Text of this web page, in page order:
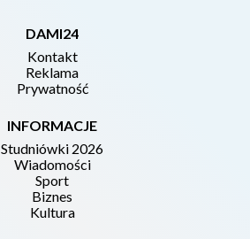
DAMI24
Kontakt
Reklama
Prywatność
INFORMACJE
Studniówki 2026
Wiadomości
Sport
Biznes
Kultura